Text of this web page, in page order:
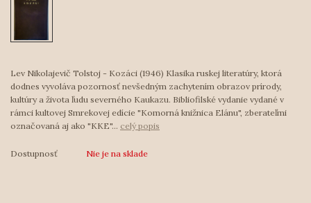
Lev Nikolajevič Tolstoj - Kozáci (1946) Klasika ruskej literatúry, ktorá
dodnes vyvoláva pozornosť nevšedným zachytením obrazov prírody,
kultúry a života ľudu severného Kaukazu. Bibliofilské vydanie vydané v
rámci kultovej Smrekovej edície "Komorná knižnica Elánu", zberateľmi
označovaná aj ako "KKE"... celý popis
Dostupnosť Nie je na sklade